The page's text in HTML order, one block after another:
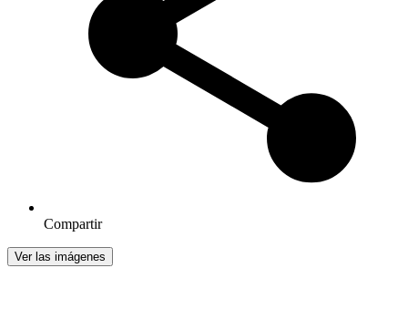
Compartir
Ver las imágenes